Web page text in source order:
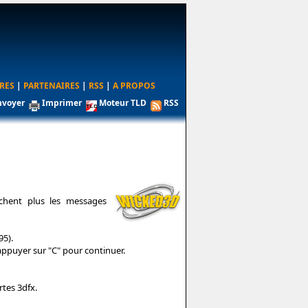
| PARTENAIRES | RSS | A PROPOS
Imprimer Moteur TLD RSS
plus les messages
sur "C" pour continuer.
3dfx.